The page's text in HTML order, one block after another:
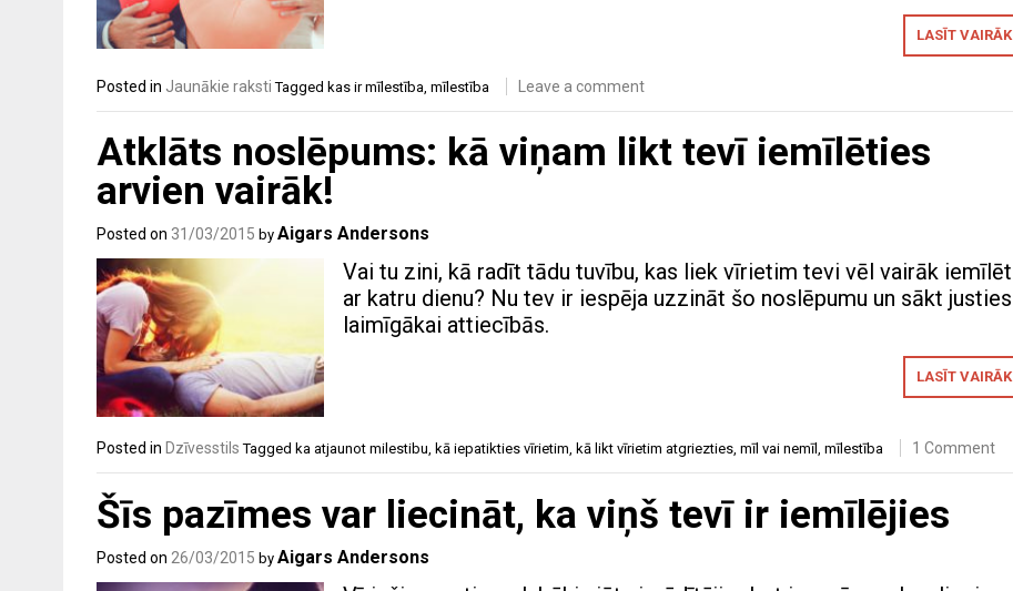
LASĪT VAIRĀK
Posted in Jaunākie raksti Tagged kas ir mīlestība mīlestība Leave a comment
Atklāts noslēpums: kā viņam likt tevī iemīlēties
arvien vairāk!
Posted on 31/03/2015 by Aigars Andersons
Vai tu zini, kā radīt tādu tuvību, kas liek vīrietim tevi vēl vairāk iemīlēt
ar katru dienu? Nu tev ir iespēja uzzināt šo noslēpumu un sākt justies
laimīgākai attiecībās.
LASĪT VAIRĀK
Posted in Dzīvesstils Tagged ka atjaunot milestibu, kā iepatikties vīrietim, kā likt vīrietim atgriezties, mīl vai nemīl, mīlestība 1 Comment
Šīs pazīmes var liecināt, ka viņš tevī ir iemīlējies
Posted on 26/03/2015 by Aigars Andersons